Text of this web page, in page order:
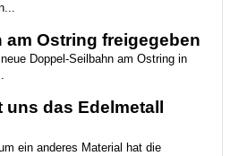
am Ostring freigegeben
Doppel-Seilbahn am Ostring in
das Edelmetall
ein anderes Material hat die